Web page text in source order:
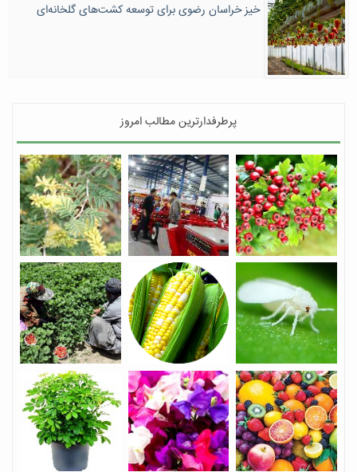
خیز خراسان رضوی برای توسعه کشت‌های گلخانه‌ای
پرطرفدارترین مطالب امروز